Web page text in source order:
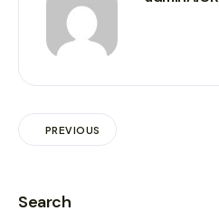
PREVIOUS
Search